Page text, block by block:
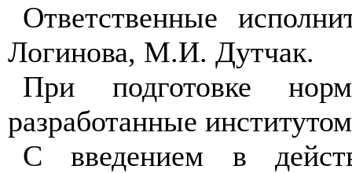
Ответственные
Логинова, М.И. Дутчак.
При подготовке
разработанные
С введением в